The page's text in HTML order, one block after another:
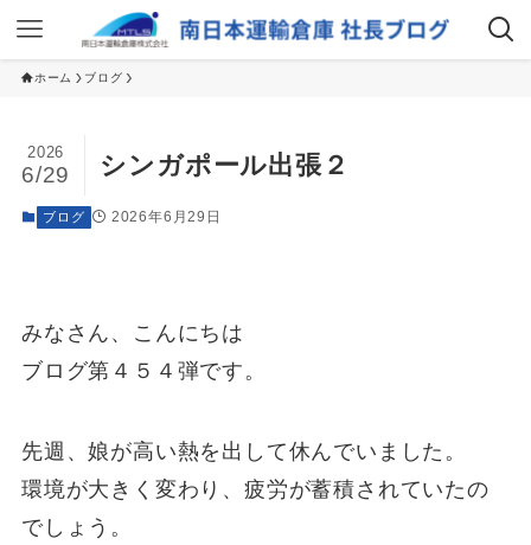
ホーム ブログ
シンガポール出張２
2026
6/29
ブログ 2026年6月29日
みなさん、こんにちは
ブログ第４５４弾です。
先週、娘が高い熱を出して休んでいました。
環境が大きく変わり、疲労が蓄積されていたの
でしょう。